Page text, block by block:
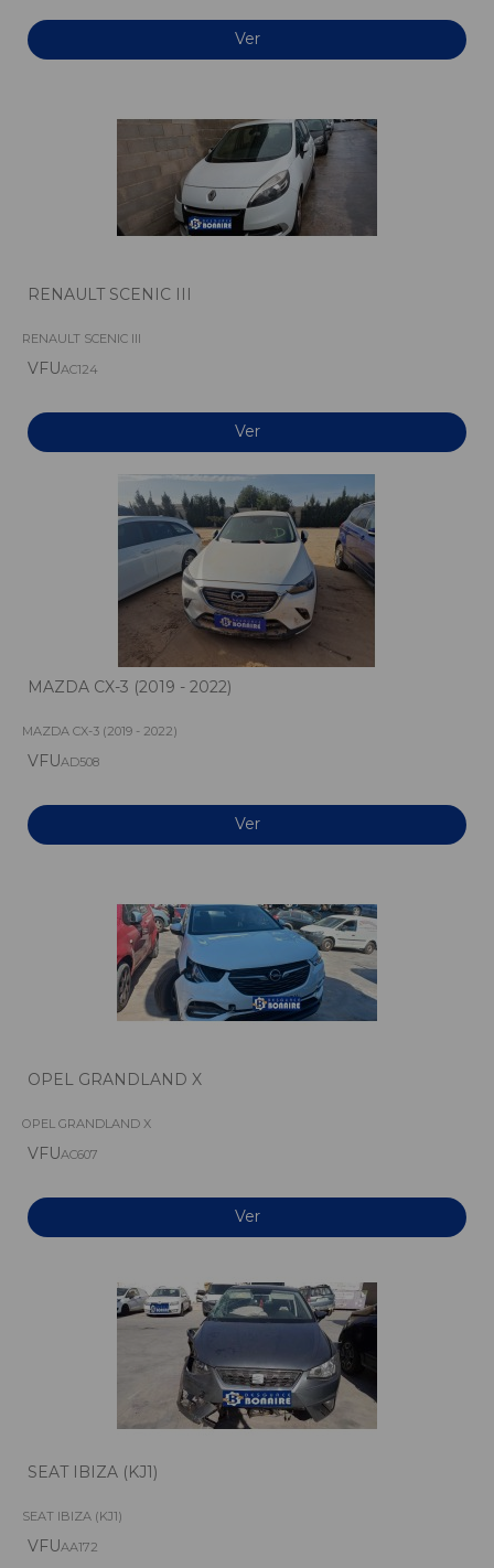
Ver
RENAULT SCENIC III
RENAULT SCENIC III
VFUAC124
Ver
MAZDA CX-3 (2019 - 2022)
MAZDA CX-3 (2019 - 2022)
VFUAD508
Ver
OPEL GRANDLAND X
OPEL GRANDLAND X
VFUAC607
Ver
SEAT IBIZA (KJ1)
SEAT IBIZA (KJ1)
VFUAA172